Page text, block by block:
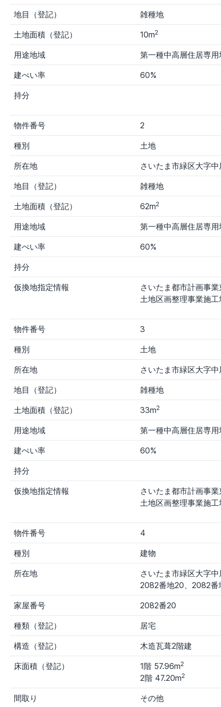
出品者
べ
て
所
局
局
地目（登記） 雑種地
土地面積（登記） 10m2
用途地域 第一種中高層住居専用
建ぺい率 60%
持分
物件番号 2
種別 土地
所在地 さいたま市緑区大字
地目（登記） 雑種地
土地面積（登記） 62m2
用途地域 第一種中高層住居専用
建ぺい率 60%
持分
仮換地指定情報
さいたま都市計画事
土地区画整理事業施
物件番号 3
種別 土地
所在地 さいたま市緑区大字
地目（登記） 雑種地
土地面積（登記） 33m2
用途地域 第一種中高層住居専用
建ぺい率 60%
持分
仮換地指定情報
さいたま都市計画事
土地区画整理事業施
物件番号 4
種別 建物
所在地
さいたま市緑区大字
2082番地20、2082番
家屋番号 2082番20
種類（登記） 居宅
構造（登記） 木造瓦葺2階建
床面積（登記） 1階 57.96m2
2階 47.20m2
間取り その他